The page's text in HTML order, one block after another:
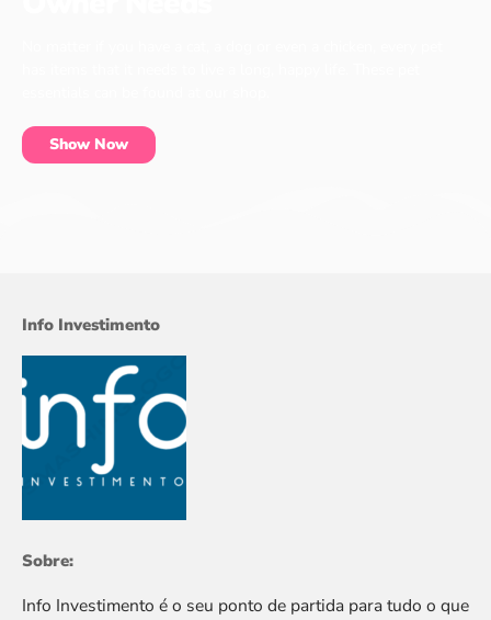
Show Now
Info Investimento
Sobre:
Info Investimento é o seu ponto de partida para tudo o que